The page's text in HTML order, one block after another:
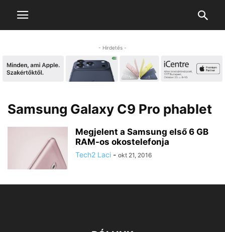
- Hirdetés -
Samsung Galaxy C9 Pro phablet
Megjelent a Samsung első 6 GB
RAM-os okostelefonja
Tech2 Laci - okt 21, 2016